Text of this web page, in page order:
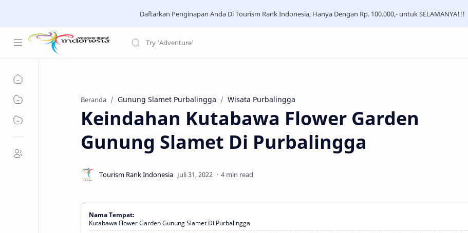
Daftarkan Penginapan Anda Di Tourism Rank Indonesia, Hanya Dengan Rp. 100.000,- untuk SELAMANYA!!!
Beranda Gunung Slamet Purbalingga Wisata Purbalingga
Keindahan Kutabawa Flower Garden
Gunung Slamet Di Purbalingga
4 min read
Nama Tempat:
Kutabawa Flower Garden Gunung Slamet Di Purbalingga